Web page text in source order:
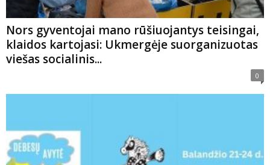
Nors gyventojai mano rūšiuojantys teisingai,
klaidos kartojasi: Ukmergėje suorganizuotas
viešas socialinis...
0